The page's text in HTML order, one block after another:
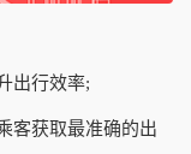
出行效率;
客获取最准确的出